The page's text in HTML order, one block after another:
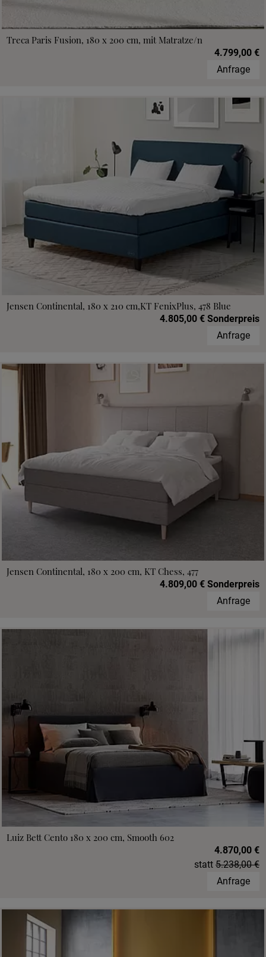
Treca Paris Fusion, 180 x 200 cm, mit Matratze/n
4.799,00 €
Anfrage
Jensen Continental, 180 x 210 cm,KT FenixPlus, 478 Blue
4.805,00 € Sonderpreis
Anfrage
Jensen Continental, 180 x 200 cm, KT Chess, 477
4.809,00 € Sonderpreis
Anfrage
Luiz Bett Cento 180 x 200 cm, Smooth 602
4.870,00 €
statt 5.238,00 €
Anfrage